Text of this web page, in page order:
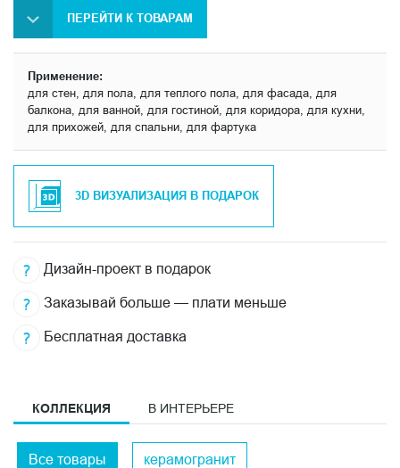
ПЕРЕЙТИ К ТОВАРАМ
Применение:
для стен, для пола, для теплого пола, для фасада, для
балкона, для ванной, для гостиной, для коридора, для кухни,
для прихожей, для спальни, для фартука
3D ВИЗУАЛИЗАЦИЯ В ПОДАРОК
Дизайн-проект в подарок
Заказывай больше — плати меньше
Бесплатная доставка
КОЛЛЕКЦИЯ В ИНТЕРЬЕРЕ
Все товары керамогранит